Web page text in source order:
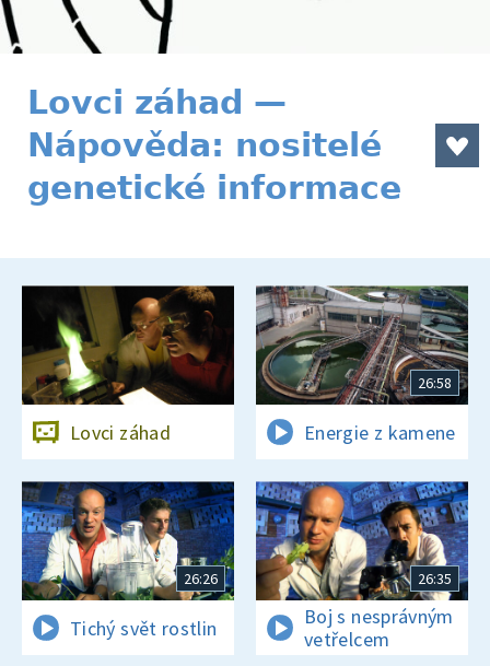
Lovci záhad —
Nápověda: nositelé
genetické informace
Lovci záhad
26:58
Energie z kamene
26:26
Tichý svět rostlin
26:35
Boj s nesprávným
vetřelcem